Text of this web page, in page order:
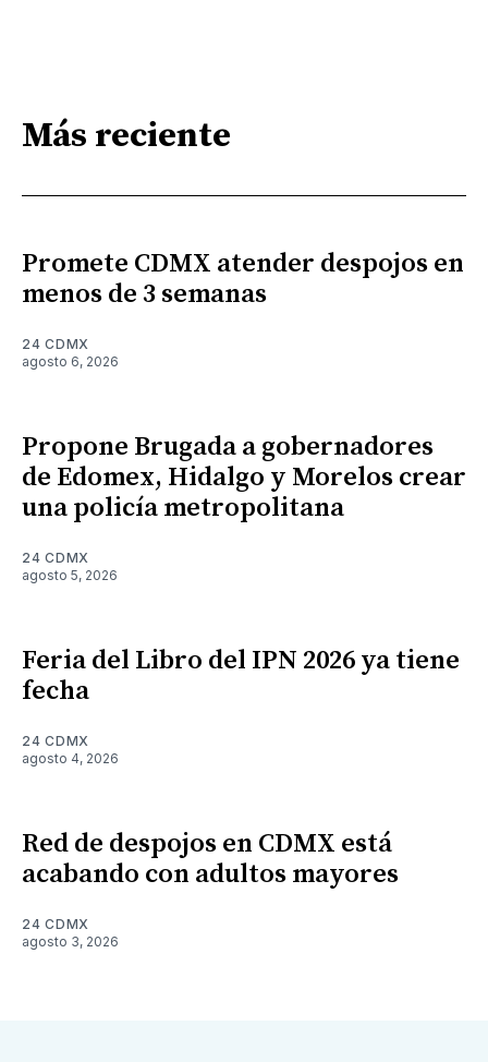
Más reciente
Promete CDMX atender despojos en
menos de 3 semanas
24 CDMX
agosto 6, 2026
Propone Brugada a gobernadores
de Edomex, Hidalgo y Morelos crear
una policía metropolitana
24 CDMX
agosto 5, 2026
Feria del Libro del IPN 2026 ya tiene
fecha
24 CDMX
agosto 4, 2026
Red de despojos en CDMX está
acabando con adultos mayores
24 CDMX
agosto 3, 2026